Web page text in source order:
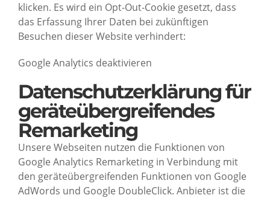
klicken. Es wird ein Opt-Out-Cookie gesetzt, dass
das Erfassung Ihrer Daten bei zukünftigen
Besuchen dieser Website verhindert:
Google Analytics deaktivieren
Datenschutzerklärung für
geräteübergreifendes
Remarketing
Unsere Webseiten nutzen die Funktionen von
Google Analytics Remarketing in Verbindung mit
den geräteübergreifenden Funktionen von Google
AdWords und Google DoubleClick. Anbieter ist die